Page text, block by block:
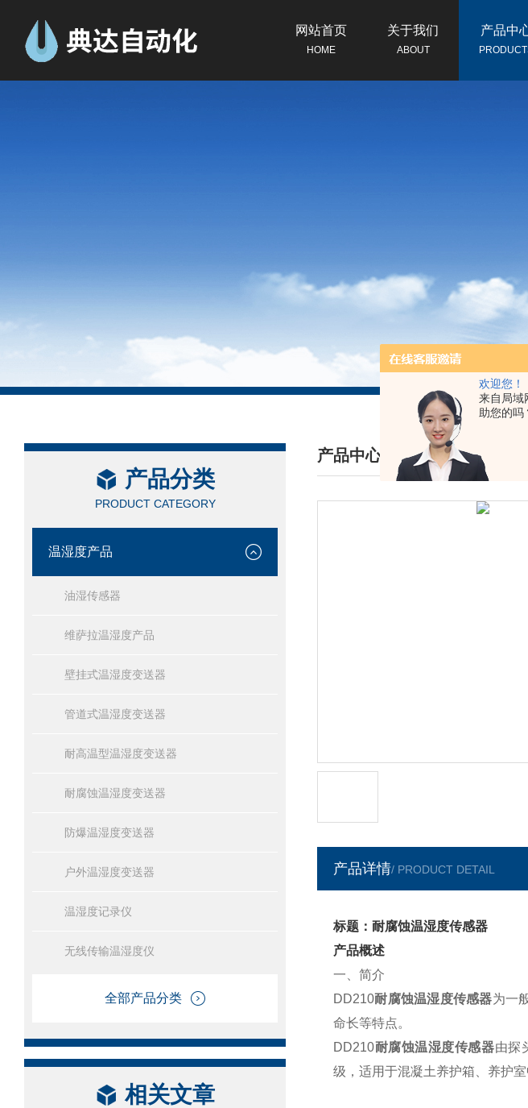
欢迎您！
来自局域
助您的吗
网站首页
HOME
关于我们
ABOUT
产品中
产品分类
PRODUCT CATEGORY
温湿度产品
油湿传感器
维萨拉温湿度产品
壁挂式温湿度变送器
管道式温湿度变送器
耐高温型温湿度变送器
耐腐蚀温湿度变送器
防爆温湿度变送器
户外温湿度变送器
温湿度记录仪
无线传输温湿度仪
全部产品分类
相关文章
产品中心
/ PRODUCTS CENTER
产品详情/ PRODUCT DETAIL
标题：耐腐蚀温湿度传感器
产品概述
一、简介
‍DD210耐腐蚀温湿度传感器为一
命长等特点。
DD210耐腐蚀温湿度传感器由探
级，适用于混凝土养护箱、养护